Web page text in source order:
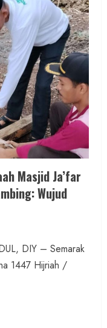
Masjid Ja’far
Wujud
DIY – Semarak
1447 Hijriah /